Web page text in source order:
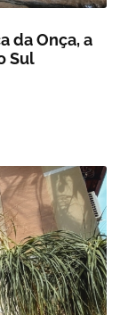
da Onça, a
Sul